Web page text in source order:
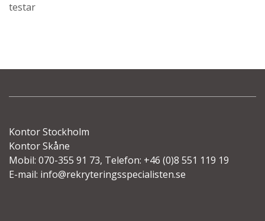
testar
Kontor Stockholm
Kontor Skåne
Mobil: 070-355 91 73, Telefon: +46 (0)8 551 119 19
E-mail: info@rekryteringsspecialisten.se